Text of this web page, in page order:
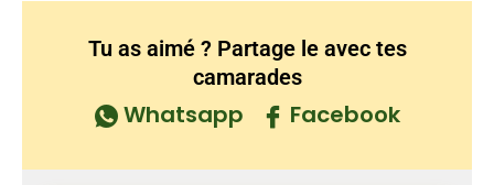
Tu as aimé ? Partage le avec tes
camarades
Whatsapp Facebook